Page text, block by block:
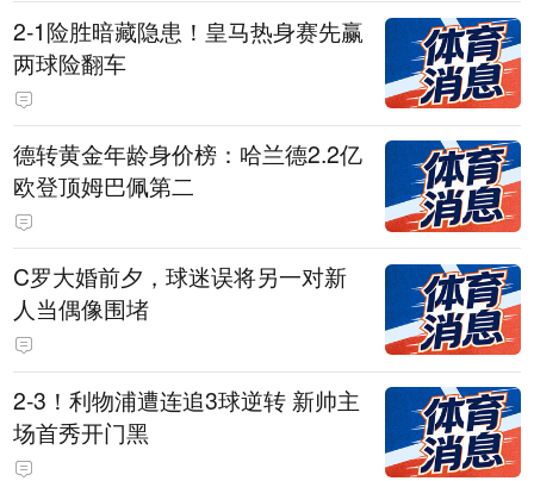
2-1险胜暗藏隐患！皇马热身赛先赢
两球险翻车
德转黄金年龄身价榜：哈兰德2.2亿
欧登顶姆巴佩第二
C罗大婚前夕，球迷误将另一对新
人当偶像围堵
2-3！利物浦遭连追3球逆转 新帅主
场首秀开门黑